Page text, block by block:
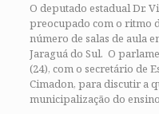
O deputado estadual Dr.
preocupado com o ritmo
número de salas de aula
Jaraguá do Sul. O
(24), com o secretário de
Cimadon, para discutir a
municipalização do